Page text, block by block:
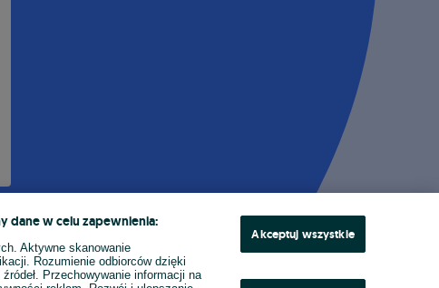
dane w celu zapewnienia:
Aktywne skanowanie
Rozumienie odbiorców dzięki
Przechowywanie informacji na
Akceptuj wszystkie